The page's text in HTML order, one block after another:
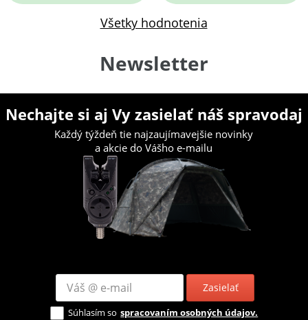
Všetky hodnotenia
Newsletter
Nechajte si aj Vy zasielať náš spravodaj
Každý týždeň tie najzaujímavejšie novinky
a akcie do Vášho e-mailu
Zasielať
Súhlasím so spracovaním osobných údajov.